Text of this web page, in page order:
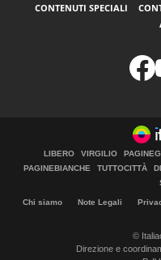
CONTENUTI SPECIALI
LIBERO VIRGILIO
PAGINEBIANCHE
TUTTOCITTÀ
Chi siamo Note Legali
©
Direzione e